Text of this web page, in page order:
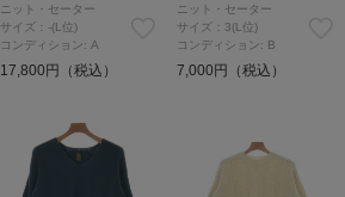
ニット・セーター
サイズ：-(L位)
コンディション: A
17,800円（税込）
ニット・セーター
サイズ：3(L位)
コンディション: B
7,000円（税込）